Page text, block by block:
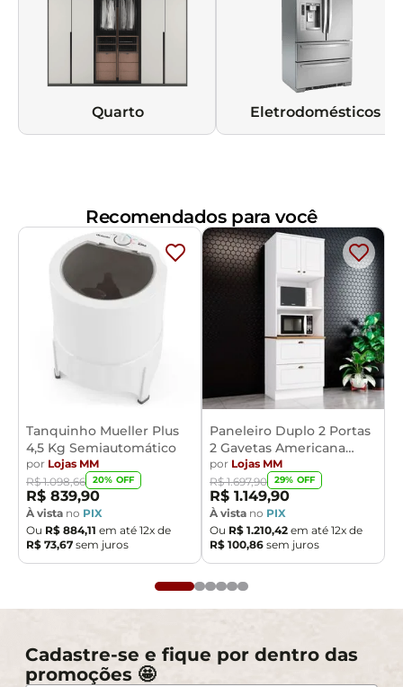
Quarto Eletrodomésticos
Recomendados para você
Tanquinho Mueller Plus
4,5 Kg Semiautomático
por Lojas MM
R$ 1.098,66 20% OFF
R$ 839,90
À vista no PIX
Ou R$ 884,11 em até 12x de
R$ 73,67 sem juros
Paneleiro Duplo 2 Portas
2 Gavetas Americana
Henn
por Lojas MM
R$ 1.697,90 29% OFF
R$ 1.149,90
À vista no PIX
Ou R$ 1.210,42 em até 12x de
R$ 100,86 sem juros
Cadastre-se e fique por dentro das
promoções 🤩